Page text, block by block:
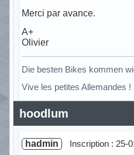
Merci par avance.
A+
Olivier
Die besten Bikes kommen
Vive les petites Allemandes !
Hors ligne
hoodlum
hadmin Inscription : 25-